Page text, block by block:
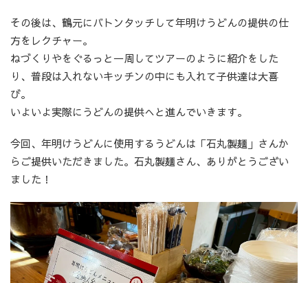
その後は、鶴元にバトンタッチして年明けうどんの提供の仕
方をレクチャー。
ねづくりやをぐるっと一周してツアーのように紹介をした
り、普段は入れないキッチンの中にも入れて子供達は大喜
び。
いよいよ実際にうどんの提供へと進んでいきます。
今回、年明けうどんに使用するうどんは「石丸製麺」さんか
らご提供いただきました。石丸製麺さん、ありがとうござい
ました！